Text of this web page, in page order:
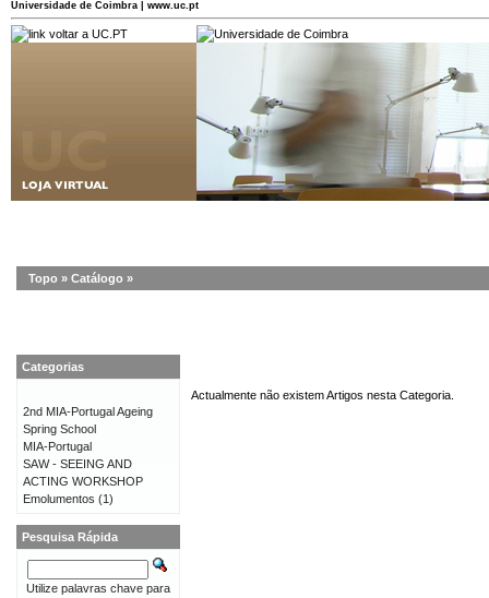
Universidade de Coimbra | www.uc.pt
Topo » Catálogo »
Actualmente não existem Artigos nesta Categoria.
Categorias
2nd MIA-Portugal Ageing
Spring School
MIA-Portugal
SAW - SEEING AND
ACTING WORKSHOP
Emolumentos (1)
Pesquisa Rápida
Utilize palavras chave para